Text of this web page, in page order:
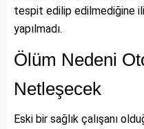
tespit edilip edilmediğine
yapılmadı.
Ölüm Nedeni
Netleşecek
Eski bir sağlık çalışanı